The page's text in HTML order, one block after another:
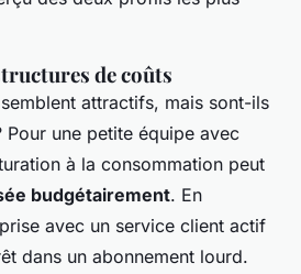
de coûts
attractifs, mais sont-ils
Pour une petite équipe avec
à la consommation peut
budgétairement. En
avec un service client actif
dans un abonnement lourd.